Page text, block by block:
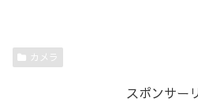
カメラ
スポンサー